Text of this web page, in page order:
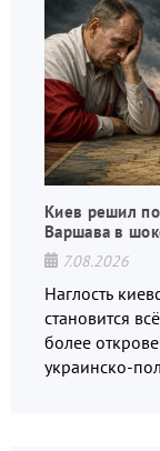
Киев решил
Варшава в
7.08.2026
Наглость
становится всё
более
украинско-